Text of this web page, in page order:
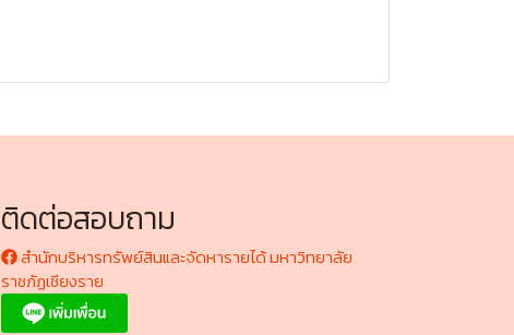
ติดต่อสอบถาม
สำนักบริหารทรัพย์สินและจัดหารายได้ มหาวิทยาลัย
ราชภัฏเชียงราย